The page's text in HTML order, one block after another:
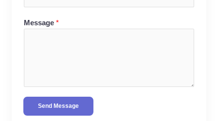
Message *
Send Message